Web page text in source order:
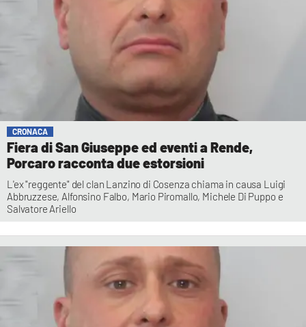
CRONACA
Fiera di San Giuseppe ed eventi a Rende,
Porcaro racconta due estorsioni
L'ex "reggente" del clan Lanzino di Cosenza chiama in causa Luigi
Abbruzzese, Alfonsino Falbo, Mario Piromallo, Michele Di Puppo e
Salvatore Ariello